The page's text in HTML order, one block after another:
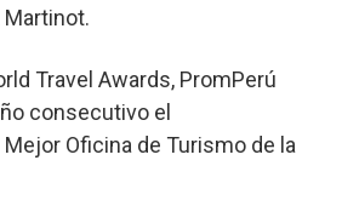
Martinot.
Travel Awards, PromPerú
consecutivo el
Oficina de Turismo de la